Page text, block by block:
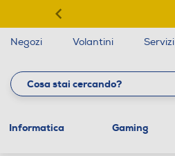
Negozi Volantini Servizi
Informatica Gaming